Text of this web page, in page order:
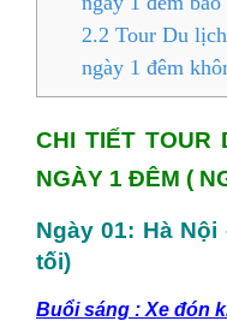
2.2 Tour Du
ngày 1 đêm
CHI TIẾT TOUR
NGÀY 1 ĐÊM (
Ngày 01: Hà
tối)
Buổi sáng : Xe đón